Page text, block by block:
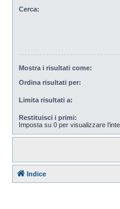
Cerca:
Mostra i risultati come:
Ordina risultati per:
Limita risultati a:
Restituisci i primi:
Imposta su 0 per visualizzare
Indice